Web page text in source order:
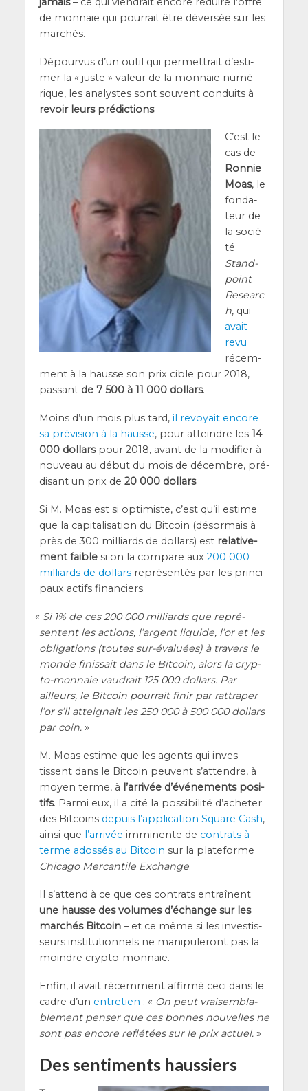
de mon­naie qui pour­rait être déver­sée sur les
marchés.
Dépour­vus d’un outil qui per­met­trait d’es­ti­
mer la « juste » valeur de la mon­naie numé­
rique, les ana­lystes sont sou­vent conduits à
revoir leurs pré­dic­tions.
C’est le
cas de
Ron­nie
Moas, le
fon­da­
teur de
la socié­
té
Stand­
point
Researc
h, qui
avait
revu
récem­
ment à la hausse son prix cible pour 2018,
pas­sant de 7 500 à 11 000 dol­lars.
Moins d’un mois plus tard, il revoyait encore
sa pré­vi­sion à la hausse, pour atteindre les 14
000 dol­larspour 2018, avant de la modi­fier à
nou­veau au début du mois de décembre, pré­
di­sant un prix de 20 000 dol­lars.
Si M. Moas est si opti­miste, c’est qu’il estime
que la capi­ta­li­sa­tion du Bit­coin (désor­mais à
près de 300 mil­liards de dol­lars) est rela­ti­ve­
ment faiblesi on la com­pare aux 200 000
mil­liards de dol­larsrepré­sen­tés par les prin­ci­
paux actifs financiers.
« Si 1% de ces 200 000 mil­liards que repré­
sentent les actions, l’argent liquide, l’or et les
obli­ga­tions (toutes sur-éva­luées) à tra­vers le
monde finis­sait dans le Bit­coin, alors la cryp­
to-mon­naie vau­drait 125 000 dol­lars. Par
ailleurs, le Bit­coin pour­rait finir par rat­tra­per
l’or s’il attei­gnait les 250 000 à 500 000 dol­lars
par coin.»
M. Moas estime que les agents qui inves­
tissent dans le Bit­coin peuvent s’at­tendre, à
moyen terme, à l’ar­ri­vée d’événements posi­
tifs. Par­mi eux, il a cité la pos­si­bi­li­té d’a­che­ter
des Bit­coins depuis l’ap­pli­ca­tion Square Cash,
ain­si que l’ar­ri­vée immi­nente de contrats à
terme ados­sés au Bit­coin sur la pla­te­forme
Chi­ca­go Mer­can­tile Exchange.
Il s’at­tend à ce que ces contrats entraînent
une hausse des volumes d’é­change sur les
mar­chés Bit­coin– et ce même si les inves­tis­
seurs ins­ti­tu­tion­nels ne mani­pu­le­ront pas la
moindre crypto-monnaie.
Enfin, il avait récem­ment affir­mé ceci dans le
cadre d’un entre­tien : « On peut vrai­sem­bla­
ble­ment pen­ser que ces bonnes nou­velles ne
sont pas encore reflé­tées sur le prix actuel.»
Des sentiments haussiers